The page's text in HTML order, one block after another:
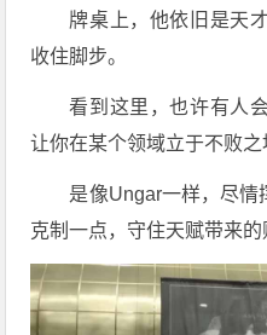
牌桌上，他依旧是天
收住脚步。
看到这里，也许有人
让你在某个领域立于不败之
是像Ungar一样，尽情
克制一点，守住天赋带来的